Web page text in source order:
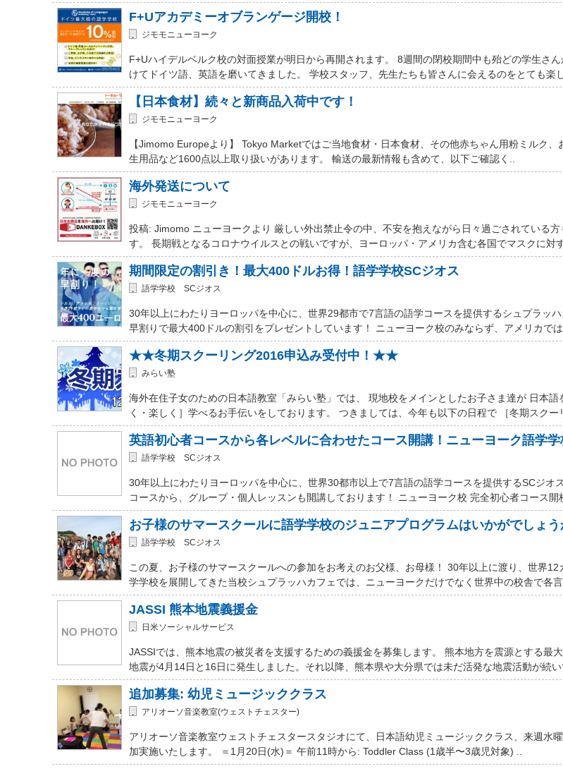
F+Uアカデミーオブランゲージ開校！
ジモモニューヨーク
F+Uハイデルベルク校の対面授業が明日から再開されます。 8週間の閉校期間中も殆どの学生さ
けてドイツ語、英語を磨いてきました。 学校スタッフ、先生たちも皆さんに会えるのをとても楽
【日本食材】続々と新商品入荷中です！
ジモモニューヨーク
【Jimomo Europeより】 Tokyo Marketではご当地食材・日本食材、その他赤ちゃん用粉ミルク
生用品など1600点以上取り扱いがあります。 輸送の最新情報も含めて、以下ご確認く..
海外発送について
ジモモニューヨーク
投稿: Jimomo ニューヨークより 厳しい外出禁止令の中、不安を抱えながら日々過ごされている方
す。 長期戦となるコロナウイルスとの戦いですが、ヨーロッパ・アメリカ含む各国でマスクに対
期間限定の割引き！最大400ドルお得！語学学校SCジオス
語学学校 SCジオス
30年以上にわたりヨーロッパを中心に、世界29都市で7言語の語学コースを提供するシュプラッ
早割りで最大400ドルの割引をプレゼントしています！ ニューヨーク校のみならず、アメリカでは
★★冬期スクーリング2016申込み受付中！★★
みらい塾
海外在住子女のための日本語教室「みらい塾」では、 現地校をメインとしたお子さま達が 日本語
く・楽しく］学べるお手伝いをしております。 つきましては、今年も以下の日程で ［冬期スクー
英語初心者コースから各レベルに合わせたコース開講！ニューヨーク語学学
語学学校 SCジオス
30年以上にわたりヨーロッパを中心に、世界30都市以上で7言語の語学コースを提供するSCジオ
コースから、グループ・個人レッスンも開講しております！ ニューヨーク校 完全初心者コース開
お子様のサマースクールに語学学校のジュニアプログラムはいかがでしょう
語学学校 SCジオス
この夏、お子様のサマースクールへの参加をお考えのお父様、お母様！ 30年以上に渡り、世界
学学校を展開してきた当校シュプラッハカフェでは、ニューヨークだけでなく世界中の校舎で各言
JASSI 熊本地震義援金
日米ソーシャルサービス
JASSIでは、熊本地震の被災者を支援するための義援金を募集します。 熊本地方を震源とする最
地震が4月14日と16日に発生しました。それ以降、熊本県や大分県では未だ活発な地震活動が続い
追加募集: 幼児ミュージッククラス
アリオーソ音楽教室(ウェストチェスター)
アリオーソ音楽教室ウェストチェスタースタジオにて、日本語幼児ミュージッククラス、来週水
加実施いたします。 ＝1月20日(水)＝ 午前11時から: Toddler Class (1歳半〜3歳児対象) ..